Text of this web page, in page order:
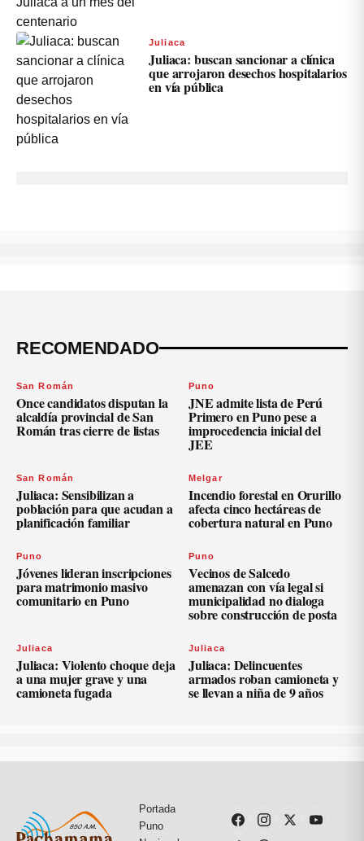
Juliaca
Juliaca: buscan sancionar a clínica
que arrojaron desechos hospitalarios
en vía pública
RECOMENDADO
San Román
Once candidatos disputan la
alcaldía provincial de San
Román tras cierre de listas
Puno
JNE admite lista de Perú
Primero en Puno pese a
improcedencia inicial del
JEE
San Román
Juliaca: Sensibilizan a
población para que acudan a
planificación familiar
Melgar
Incendio forestal en Orurillo
afecta cinco hectáreas de
cobertura natural en Puno
Puno
Jóvenes lideran inscripciones
para matrimonio masivo
comunitario en Puno
Puno
Vecinos de Salcedo
amenazan con vía legal si
municipalidad no dialoga
sobre construcción de posta
Juliaca
Juliaca: Violento choque deja
a una mujer grave y una
camioneta fugada
Juliaca
Juliaca: Delincuentes
armados roban camioneta y
se llevan a niña de 9 años
Portada
Puno